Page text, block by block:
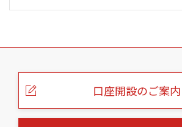
こ
口座開設のご案内